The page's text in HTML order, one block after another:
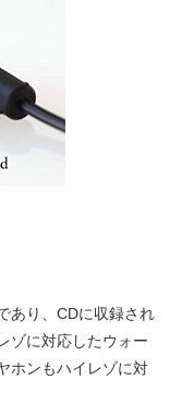
あり、CDに収録され
ゾに対応したウォー
ホンもハイレゾに対